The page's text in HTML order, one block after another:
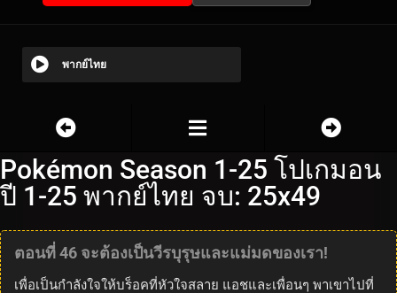
พากย์ไทย
Pokémon Season 1-25 โปเกมอน
ปี 1-25 พากย์ไทย จบ: 25x49
ตอนที่ 46 จะต้องเป็นวีรบุรุษและแม่มดของเรา!
เพื่อเป็นกำลังใจให้บร็อคที่หัวใจสลาย แอชและเพื่อนๆ พาเขาไปที่